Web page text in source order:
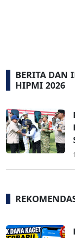
BERITA DAN
HIPMI 2026